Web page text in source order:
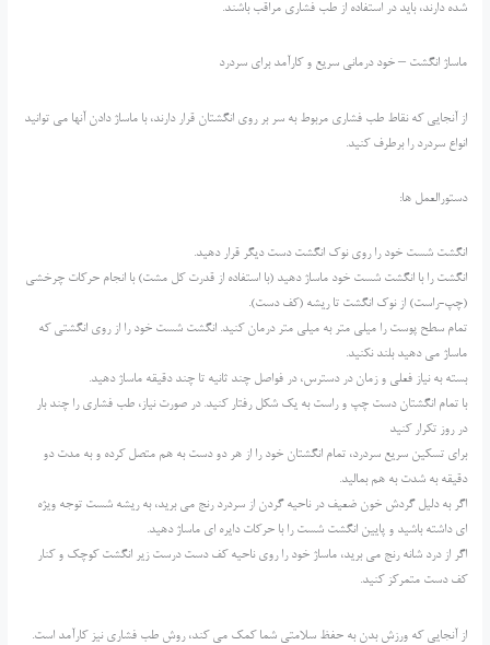
شده دارند، باید در استفاده از طب فشاری مراقب باشند.
ماساژ انگشت – خود درمانی سریع و کارآمد برای سردرد
از آنجایی که نقاط طب فشاری مربوط به سر بر روی انگشتان قرار دارند، با ماساژ دادن آنها می توانید
انواع سردرد را برطرف کنید.
دستورالعمل ها:
انگشت شست خود را روی نوک انگشت دست دیگر قرار دهید.
انگشت را با انگشت شست خود ماساژ دهید (با استفاده از قدرت کل مشت) با انجام حرکات چرخشی
(چپ-راست) از نوک انگشت تا ریشه (کف دست).
تمام سطح پوست را میلی متر به میلی متر درمان کنید. انگشت شست خود را از روی انگشتی که
ماساژ می دهید بلند نکنید.
بسته به نیاز فعلی و زمان در دسترس، در فواصل چند ثانیه تا چند دقیقه ماساژ دهید.
با تمام انگشتان دست چپ و راست به یک شکل رفتار کنید. در صورت نیاز، طب فشاری را چند بار
در روز تکرار کنید
برای تسکین سریع سردرد، تمام انگشتان خود را از هر دو دست به هم متصل کرده و به مدت دو
دقیقه به شدت به هم بمالید.
اگر به دلیل گردش خون ضعیف در ناحیه گردن از سردرد رنج می برید، به ریشه شست توجه ویژه
ای داشته باشید و پایین انگشت شست را با حرکات دایره ای ماساژ دهید.
اگر از درد شانه رنج می برید، ماساژ خود را روی ناحیه کف دست درست زیر انگشت کوچک و کنار
کف دست متمرکز کنید.
از آنجایی که ورزش بدن به حفظ سلامتی شما کمک می کند، روش طب فشاری نیز کارآمد است.